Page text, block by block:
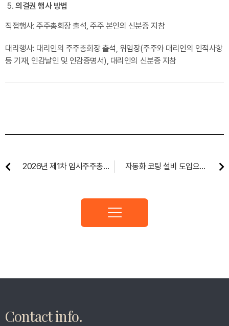
의결권 행사 방법
직접행사: 주주총회장 출석, 주주 본인의 신분증 지참
대리행사: 대리인의 주주총회장 출석, 위임장(주주와 대리인의 인적사항
등 기재, 인감날인 및 인감증명서), 대리인의 신분증 지참
2026년 제1차 임시주주총회
자동화 코팅 설비 도입으로
Contact info.